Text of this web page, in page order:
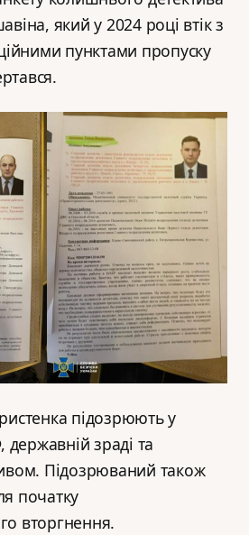
який у 2024 році втік з
пунктами пропуску
підозрюють у
зраді та
Підозрюваний також
початку
вторгнення.